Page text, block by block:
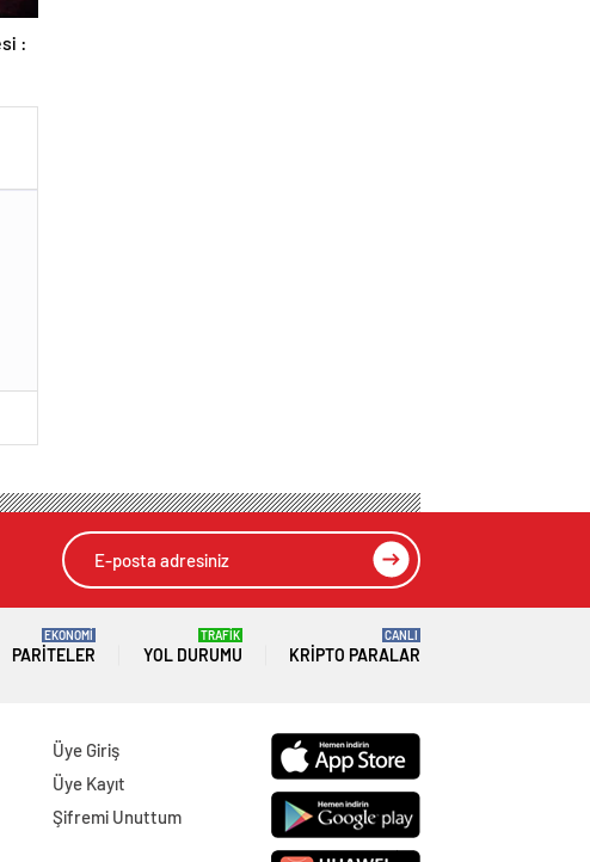
:
PARITELER
EKONOMİ
YOL DURUMU
TRAFİK
KRIPTO PARALAR
CANLI
Üye Giriş
Üye Kayıt
Şifremi Unuttum